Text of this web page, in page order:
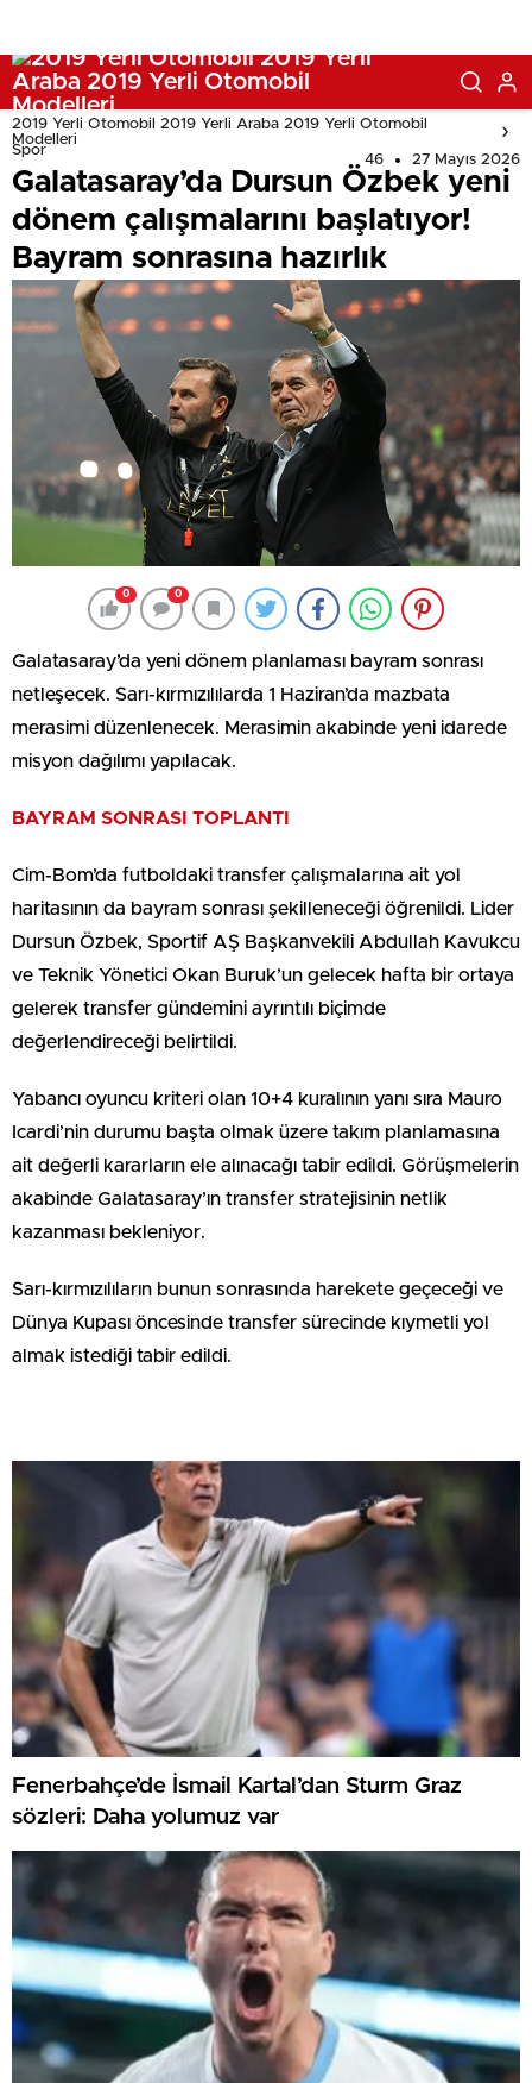
2019 Yerli Otomobil 2019 Yerli Araba 2019 Yerli Otomobil
Modelleri
Spor
46 27 Mayıs 2026
Galatasaray’da Dursun Özbek yeni
dönem çalışmalarını başlatıyor!
Bayram sonrasına hazırlık
0 0
Galatasaray’da yeni dönem planlaması bayram sonrası
netleşecek. Sarı-kırmızılılarda 1 Haziran’da mazbata
merasimi düzenlenecek. Merasimin akabinde yeni idarede
misyon dağılımı yapılacak.
BAYRAM SONRASI TOPLANTI
Cim-Bom’da futboldaki transfer çalışmalarına ait yol
haritasının da bayram sonrası şekilleneceği öğrenildi. Lider
Dursun Özbek, Sportif AŞ Başkanvekili Abdullah Kavukcu
ve Teknik Yönetici Okan Buruk’un gelecek hafta bir ortaya
gelerek transfer gündemini ayrıntılı biçimde
değerlendireceği belirtildi.
Yabancı oyuncu kriteri olan 10+4 kuralının yanı sıra Mauro
Icardi’nin durumu başta olmak üzere takım planlamasına
ait değerli kararların ele alınacağı tabir edildi. Görüşmelerin
akabinde Galatasaray’ın transfer stratejisinin netlik
kazanması bekleniyor.
Sarı-kırmızılıların bunun sonrasında harekete geçeceği ve
Dünya Kupası öncesinde transfer sürecinde kıymetli yol
almak istediği tabir edildi.
Fenerbahçe’de İsmail Kartal’dan Sturm Graz
sözleri: Daha yolumuz var